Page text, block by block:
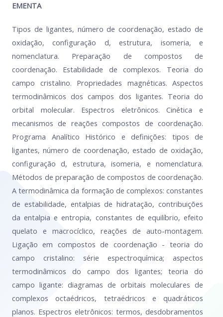
EMENTA
Tipos de ligantes, número de coordenação, estado de
oxidação, configuração d, estrutura, isomeria, e
nomenclatura. Preparação de compostos de
coordenação. Estabilidade de complexos. Teoria do
campo cristalino. Propriedades magnéticas. Aspectos
termodinâmicos dos campos dos ligantes. Teoria do
orbital molecular. Espectros eletrônicos. Cinética e
mecanismos de reações compostos de coordenação.
Programa Analítico Histórico e definições: tipos de
ligantes, número de coordenação, estado de oxidação,
configuração d, estrutura, isomeria, e nomenclatura.
Métodos de preparação de compostos de coordenação.
A termodinâmica da formação de complexos: constantes
de estabilidade, entalpias de hidratação, contribuições
da entalpia e entropia, constantes de equilíbrio, efeito
quelato e macrocíclico, reações de auto-montagem.
Ligação em compostos de coordenação - teoria do
campo cristalino: série espectroquímica; aspectos
termodinâmicos do campo dos ligantes; teoria do
campo ligante: diagramas de orbitais moleculares de
complexos octaédricos, tetraédricos e quadráticos
planos. Espectros eletrônicos: termos, desdobramentos